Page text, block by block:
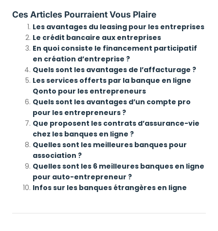
Ces Articles Pourraient Vous Plaire
Les avantages du leasing pour les entreprises
Le crédit bancaire aux entreprises
En quoi consiste le financement participatif
en création d’entreprise ?
Quels sont les avantages de l’affacturage ?
Les services offerts par la banque en ligne
Qonto pour les entrepreneurs
Quels sont les avantages d’un compte pro
pour les entrepreneurs ?
Que proposent les contrats d’assurance-vie
chez les banques en ligne ?
Quelles sont les meilleures banques pour
association ?
Quelles sont les 6 meilleures banques en ligne
pour auto-entrepreneur ?
Infos sur les banques étrangères en ligne